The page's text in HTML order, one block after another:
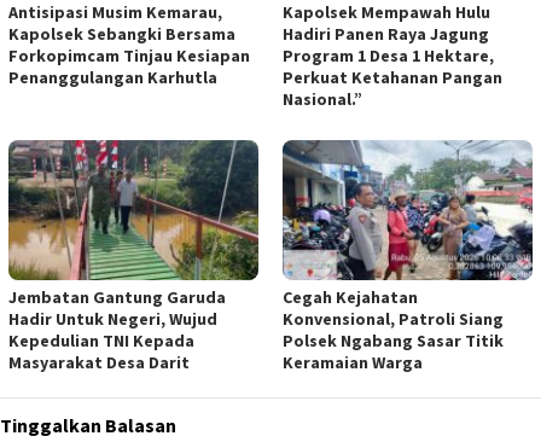
Antisipasi Musim Kemarau,
Kapolsek Sebangki Bersama
Forkopimcam Tinjau Kesiapan
Penanggulangan Karhutla
Kapolsek Mempawah Hulu
Hadiri Panen Raya Jagung
Program 1 Desa 1 Hektare,
Perkuat Ketahanan Pangan
Nasional.”
Jembatan Gantung Garuda
Hadir Untuk Negeri, Wujud
Kepedulian TNI Kepada
Masyarakat Desa Darit
Cegah Kejahatan
Konvensional, Patroli Siang
Polsek Ngabang Sasar Titik
Keramaian Warga
Tinggalkan Balasan